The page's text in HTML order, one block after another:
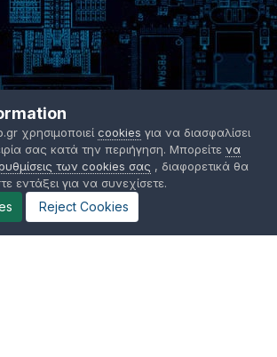
χρησιμοποιεί cookies για να διασφαλίσει
σας κατά την περιήγηση. Μπορείτε να
των cookies σας , διαφορετικά θα
εντάξει για να συνεχίσετε.
Reject Cookies